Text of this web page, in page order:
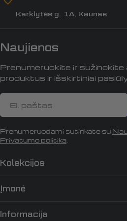
Karklytės g. 1A, Kaunas
Kolekcijos
Įmonė
Informacija
Naujienos
Prenumeruokite ir sužinokite
produktus ir išskirtiniai
El.
paštas
Prenumeruodami sutinkate su
Privatumo politika